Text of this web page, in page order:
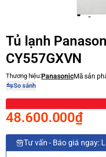
Tủ lạnh
CY557GXVN
Thương hiệu:PanasonicMã sản
So sánh
48.600.000₫
Tư vấn - Báo giá ngay: